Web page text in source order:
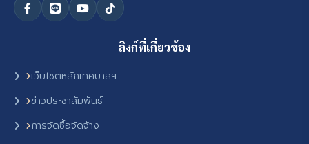
ลิงก์ที่เกี่ยวข้อง
เว็บไซต์หลักเทศบาลฯ
ข่าวประชาสัมพันธ์
การจัดซื้อจัดจ้าง